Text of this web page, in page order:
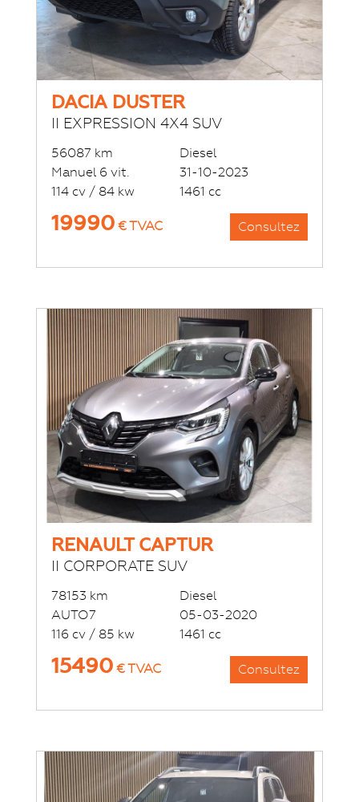
DACIA DUSTER
II EXPRESSION 4X4 SUV
56087 km
Manuel 6 vit.
114 cv / 84 kw
Diesel
31-10-2023
1461 cc
Consultez
19990€ TVAC
RENAULT CAPTUR
II CORPORATE SUV
78153 km
AUTO7
116 cv / 85 kw
Diesel
05-03-2020
1461 cc
Consultez
15490€ TVAC